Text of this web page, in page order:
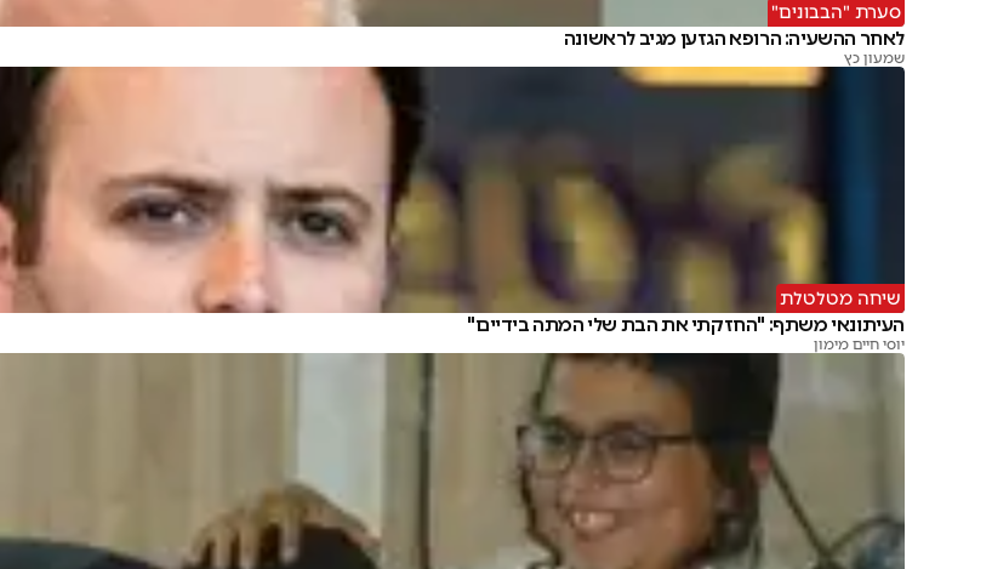
סערת "הבבונים"
לאחר ההשעיה: הרופא הגזען מגיב לראשונה
שמעון כץ
שיחה מטלטלת
העיתונאי משתף: "החזקתי את הבת שלי המתה בידיים"
יוסי חיים מימון